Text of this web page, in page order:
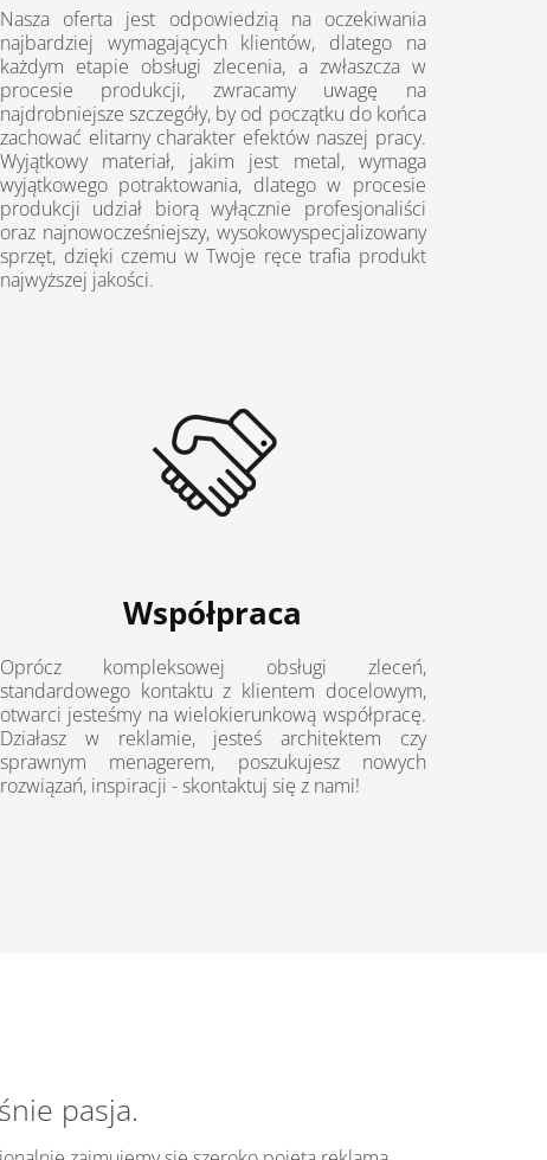
Nasza oferta jest odpowiedzią na oczekiwania
najbardziej wymagających klientów, dlatego na
każdym etapie obsługi zlecenia, a zwłaszcza w
procesie produkcji, zwracamy uwagę na
najdrobniejsze szczegóły, by od początku do końca
zachować elitarny charakter efektów naszej pracy.
Wyjątkowy materiał, jakim jest metal, wymaga
wyjątkowego potraktowania, dlatego w procesie
produkcji udział biorą wyłącznie profesjonaliści
oraz najnowocześniejszy, wysokowyspecjalizowany
sprzęt, dzięki czemu w Twoje ręce trafia produkt
najwyższej jakości.
Współpraca
Oprócz kompleksowej obsługi zleceń,
standardowego kontaktu z klientem docelowym,
otwarci jesteśmy na wielokierunkową współpracę.
Działasz w reklamie, jesteś architektem czy
sprawnym menagerem, poszukujesz nowych
rozwiązań, inspiracji - skontaktuj się z nami!
pasja.